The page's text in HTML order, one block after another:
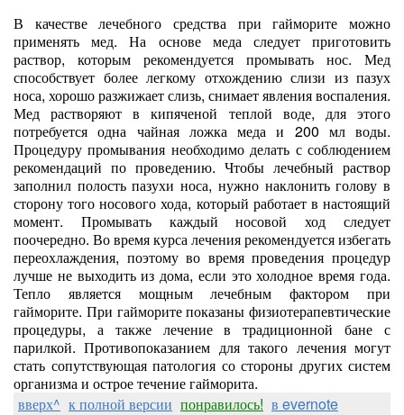
В качестве лечебного средства при гайморите можно
применять мед. На основе меда следует приготовить
раствор, которым рекомендуется промывать нос. Мед
способствует более легкому отхождению слизи из пазух
носа, хорошо разжижает слизь, снимает явления воспаления.
Мед растворяют в кипяченой теплой воде, для этого
потребуется одна чайная ложка меда и 200 мл воды.
Процедуру промывания необходимо делать с соблюдением
рекомендаций по проведению. Чтобы лечебный раствор
заполнил полость пазухи носа, нужно наклонить голову в
сторону того носового хода, который работает в настоящий
момент. Промывать каждый носовой ход следует
поочередно. Во время курса лечения рекомендуется избегать
переохлаждения, поэтому во время проведения процедур
лучше не выходить из дома, если это холодное время года.
Тепло является мощным лечебным фактором при
гайморите. При гайморите показаны физиотерапевтические
процедуры, а также лечение в традиционной бане с
парилкой. Противопоказанием для такого лечения могут
стать сопутствующая патология со стороны других систем
организма и острое течение гайморита.
вверх^ к полной версии понравилось! в evernote